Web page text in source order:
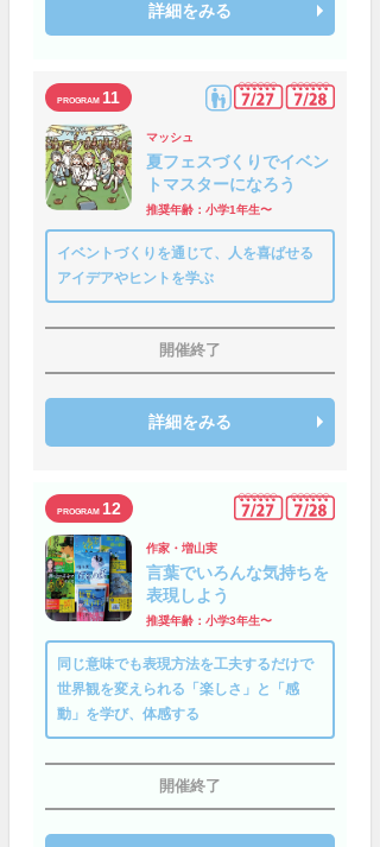
詳細をみる
11
マッシュ
夏フェスづくりでイベン
トマスターになろう
推奨年齢：小学1年生〜
イベントづくりを通じて、人を喜ばせる
アイデアやヒントを学ぶ
開催終了
詳細をみる
12
作家・増山実
言葉でいろんな気持ちを
表現しよう
推奨年齢：小学3年生〜
同じ意味でも表現方法を工夫するだけで
世界観を変えられる「楽しさ」と「感
動」を学び、体感する
開催終了